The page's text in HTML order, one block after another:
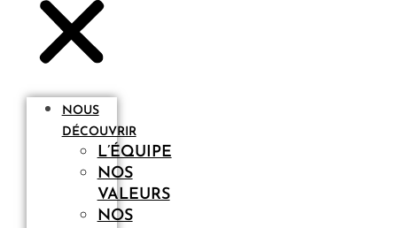
NOUS
DÉCOUVRIR
L’ÉQUIPE
NOS
VALEURS
NOS